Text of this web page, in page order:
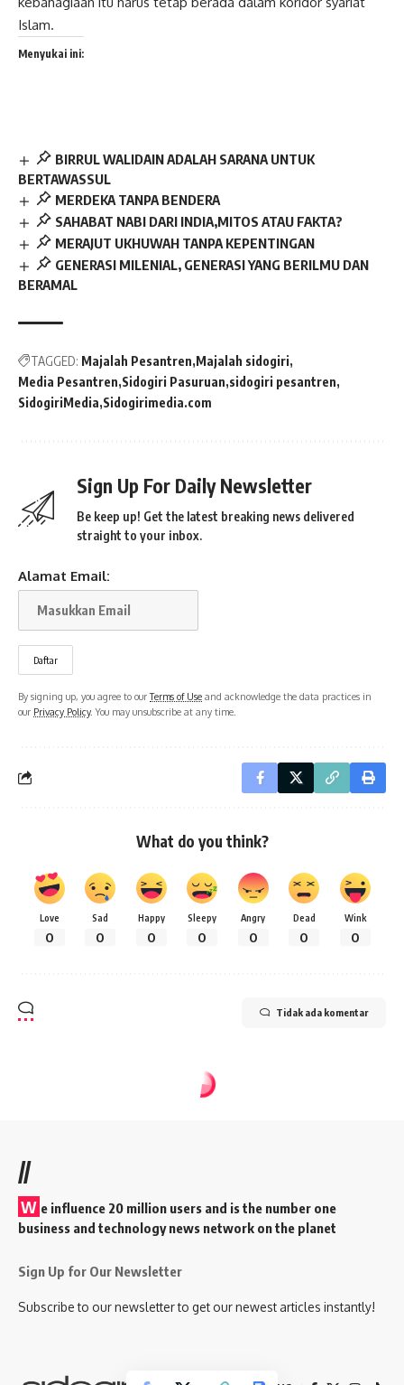
Islam.
Menyukai ini:
BIRRUL WALIDAIN ADALAH SARANA UNTUK
BERTAWASSUL
MERDEKA TANPA BENDERA
SAHABAT NABI DARI INDIA,MITOS ATAU FAKTA?
MERAJUT UKHUWAH TANPA KEPENTINGAN
GENERASI MILENIAL, GENERASI YANG BERILMU DAN
BERAMAL
TAGGED: Majalah Pesantren Majalah sidogiri
Media Pesantren Sidogiri Pasuruan sidogiri pesantren
SidogiriMedia Sidogirimedia.com
Sign Up For Daily Newsletter
Be keep up! Get the latest breaking news delivered
straight to your inbox.
Alamat Email:
By signing up, you agree to ourTerms of Use and acknowledge the data practices in
our Privacy Policy. You may unsubscribe at any time.
What do you think?
Love
0
Sad
0
Happy
0
Sleepy
0
Angry
0
Dead
0
Wink
0
Tidak ada komentar
Last updated: 18 Mei 2026 11:21 am
Dairobi Naji